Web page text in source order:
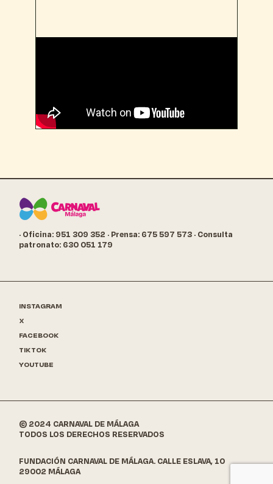
· Oficina: 951 309 352 · Prensa: 675 597 573 · Consulta
patronato: 630 051 179
INSTAGRAM
X
FACEBOOK
TIKTOK
YOUTUBE
© 2024 CARNAVAL DE MÁLAGA
TODOS LOS DERECHOS RESERVADOS
FUNDACIÓN CARNAVAL DE MÁLAGA. CALLE ESLAVA, 10
29002 MÁLAGA